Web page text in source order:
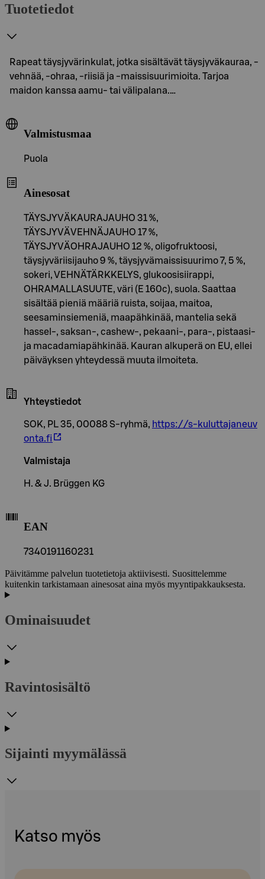
Tuotetiedot
Rapeat täysjyvärinkulat, jotka sisältävät täysjyväkauraa, -
vehnää, -ohraa, -riisiä ja -maissisuurimioita. Tarjoa
maidon kanssa aamu- tai välipalana.…
Valmistusmaa
Puola
Ainesosat
TÄYSJYVÄKAURAJAUHO 31 %,
TÄYSJYVÄVEHNÄJAUHO 17 %,
TÄYSJYVÄOHRAJAUHO 12 %, oligofruktoosi,
täysjyväriisijauho 9 %, täysjyvämaissisuurimo 7, 5 %,
sokeri, VEHNÄTÄRKKELYS, glukoosisiirappi,
OHRAMALLASUUTE, väri (E 160c), suola. Saattaa
sisältää pieniä määriä ruista, soijaa, maitoa,
seesaminsiemeniä, maapähkinää, mantelia sekä
hassel-, saksan-, cashew-, pekaani-, para-, pistaasi-
ja macadamiapähkinää. Kauran alkuperä on EU, ellei
päiväyksen yhteydessä muuta ilmoiteta.
Yhteystiedot
SOK, PL 35, 00088 S-ryhmä, https://s-kuluttajaneuv
onta.fi
Valmistaja
H. & J. Brüggen KG
EAN
7340191160231
Päivitämme palvelun tuotetietoja aktiivisesti. Suosittelemme
kuitenkin tarkistamaan ainesosat aina myös myyntipakkauksesta.
Ominaisuudet
Ravintosisältö
Sijainti myymälässä
Katso myös